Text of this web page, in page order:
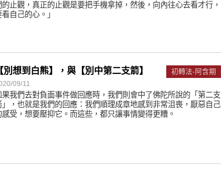
的止觀，真正的止觀是要把手機拿掉，然後，向內往心去看才行，
看自己的心。」
別想到白熊】，與【別中第二支箭】
09/11
果我們去對負面事件做回應時，我們則會中了佛陀所說的「第二支
」，也就是我們的回應：我們順理成章地感到非常沮喪，厭惡自己
感受，想要壓抑它。而這些，都只讓事情變得更糟。
初轉法-阿含期